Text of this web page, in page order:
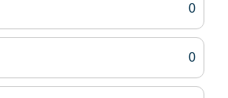
0
0